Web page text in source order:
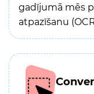
gadījumā mēs
atpazīšanu